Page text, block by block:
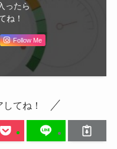
ったら
ね！
Follow Me
てね！